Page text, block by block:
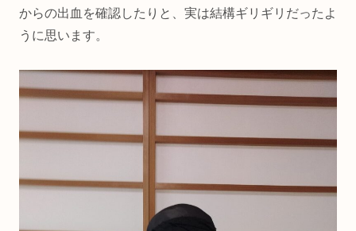
からの出血を確認したりと、実は結構ギリギリだったよ
うに思います。